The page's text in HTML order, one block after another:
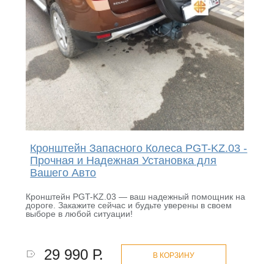
Кронштейн Запасного Колеса PGT-KZ.03 -
Прочная и Надежная Установка для
Вашего Авто
Кронштейн PGT-KZ.03 — ваш надежный помощник на
дороге. Закажите сейчас и будьте уверены в своем
выборе в любой ситуации!
29 990 Р. В КОРЗИНУ